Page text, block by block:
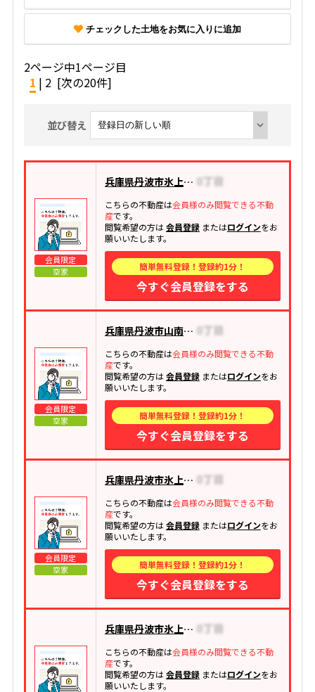
チェックした土地をお気に入りに追加
2ページ中1ページ目
1 | 2 [次の20件]
並び替え
会員限定
空家
兵庫県丹波市氷上町上新庄
こちらの不動産は会員様のみ閲覧できる不動
産です。
閲覧希望の方は会員登録またはログインをお
願いいたします。
簡単無料登録！登録約1分！
今すぐ会員登録をする
会員限定
空家
兵庫県丹波市山南町玉巻
こちらの不動産は会員様のみ閲覧できる不動
産です。
閲覧希望の方は会員登録またはログインをお
願いいたします。
簡単無料登録！登録約1分！
今すぐ会員登録をする
会員限定
空家
兵庫県丹波市氷上町上新庄
こちらの不動産は会員様のみ閲覧できる不動
産です。
閲覧希望の方は会員登録またはログインをお
願いいたします。
簡単無料登録！登録約1分！
今すぐ会員登録をする
兵庫県丹波市氷上町鴨内
こちらの不動産は会員様のみ閲覧できる不動
産です。
閲覧希望の方は会員登録またはログインをお
願いいたします。